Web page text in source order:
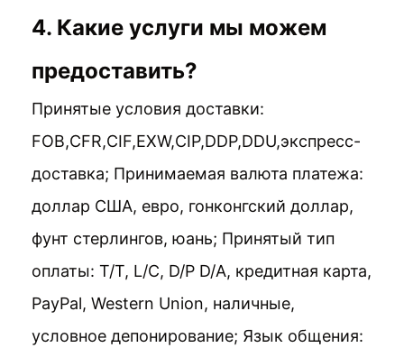
4. Какие услуги мы можем
предоставить?
Принятые условия доставки:
FOB,CFR,CIF,EXW,CIP,DDP,DDU,экспресс-
доставка; Принимаемая валюта платежа:
доллар США, евро, гонконгский доллар,
фунт стерлингов, юань; Принятый тип
оплаты: T/T, L/C, D/P D/A, кредитная карта,
PayPal, Western Union, наличные,
условное депонирование; Язык общения: